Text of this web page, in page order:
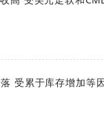
的分
示，中国11月
受累于库存增加等